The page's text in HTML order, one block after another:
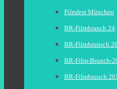
Filmfest München
BR-Filmbranch 24
BR-Filmbrunsch
BR-Film-Brunch-
BR-Filmbrunch